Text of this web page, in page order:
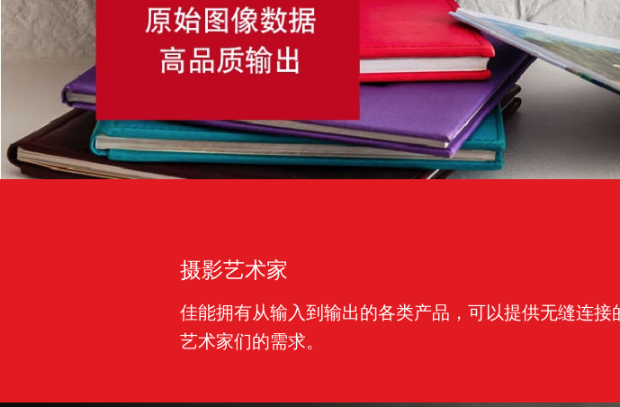
高精度人体3D建模系统解决方案
人员信息一体化采集系统解决方案
某影视公司高清移动拍摄与转播
“佳定制”精准打印专属解决方案
长沙沃印自助打印服务
某大会高品质打印与服务
百步印社社区24小时自助打印
某社区便利店
室内设计公司及房地产中介
摄影艺术家
佳能拥有从输入到输出的各类产品，可以提供无缝连
艺术家们的需求。